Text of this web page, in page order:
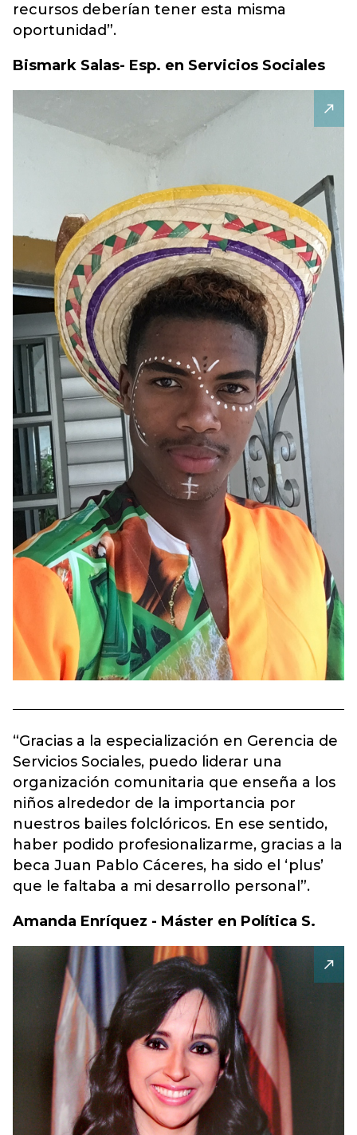
recursos deberían tener esta misma
oportunidad”.
Bismark Salas- Esp. en Servicios Sociales
“Gracias a la especialización en Gerencia de
Servicios Sociales, puedo liderar una
organización comunitaria que enseña a los
niños alrededor de la importancia por
nuestros bailes folclóricos. En ese sentido,
haber podido profesionalizarme, gracias a la
beca Juan Pablo Cáceres, ha sido el ‘plus’
que le faltaba a mi desarrollo personal”.
Amanda Enríquez - Máster en Política S.